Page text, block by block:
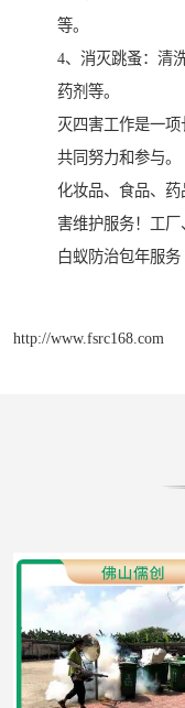
等。
4、消灭跳蚤：清
药剂等。
灭四害工作是一
共同努力和参与。
化妆品、食品、药
害维护服务！工厂
白蚁防治包年服务
http://www.fsrc168.com